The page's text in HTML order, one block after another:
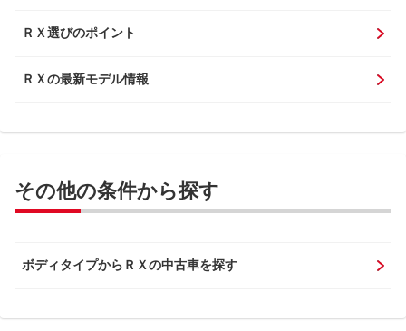
ＲＸ選びのポイント
ＲＸの最新モデル情報
その他の条件から探す
ボディタイプからＲＸの中古車を探す